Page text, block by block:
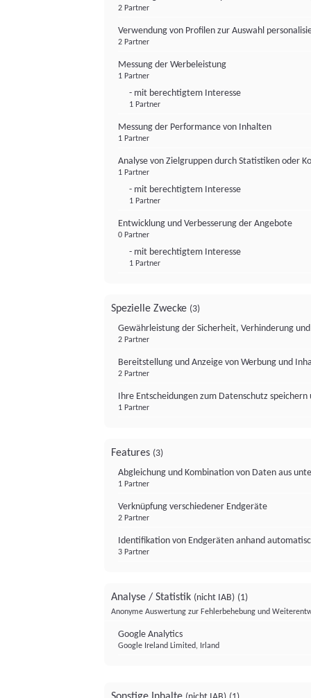
2 Partner
Verwendung von Profilen zur Auswahl
2 Partner
Messung der Werbeleistung
1 Partner
- mit berechtigtem Interesse
1 Partner
Messung der Performance von Inhalten
1 Partner
Analyse von Zielgruppen durch Statistiken oder
1 Partner
- mit berechtigtem Interesse
1 Partner
Entwicklung und Verbesserung der Angebote
0 Partner
- mit berechtigtem Interesse
1 Partner
Spezielle Zwecke (3)
Gewährleistung der Sicherheit, Verhinderung
2 Partner
Bereitstellung und Anzeige von Werbung und
2 Partner
Ihre Entscheidungen zum Datenschutz
1 Partner
Features (3)
Abgleichung und Kombination von Daten aus
1 Partner
Verknüpfung verschiedener Endgeräte
2 Partner
Identifikation von Endgeräten anhand
3 Partner
Analyse / Statistik (nicht IAB) (1)
Anonyme Auswertung zur Fehlerbehebung und
Google Analytics
Google Ireland Limited, Irland